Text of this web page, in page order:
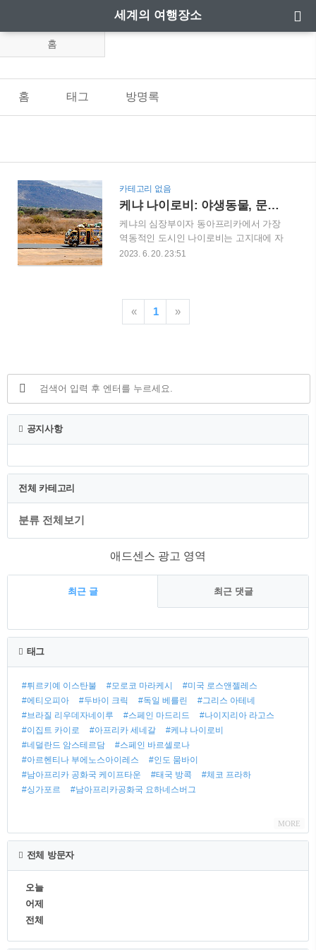
세계의 여행장소
홈
홈 태그 방명록
카테고리 없음
케냐 나이로비: 야생동물, 문화와 역사, 모험심 펼치기
케냐의 심장부이자 동아프리카에서 가장
역동적인 도시인 나이로비는 고지대에 자
리 잡은 나이로비는 도시의 현대성과 풍부
지, 나이로비는 모든 여행자들에게 특색
있고 잊을 수 없는 경험을 제공합니다. 나
보십시오. 1. 야생 동물의 신비 나이로비의
는지 바로 느낄 수 있을 겁니다. 보호구역
2023. 6. 20. 23:51
« 1 »
공지사항
전체 카테고리
분류 전체보기
애드센스 광고 영역
최근 글 최근 댓글
태그
#튀르키예 이스탄불 #모로코 마라케시
#미국 로스앤젤레스
#에티오피아
#두바이 크릭 #독일 베를린
#그리스 아테네
#브라질 리우데자네이루
#스페인 마드리드
#나이지리아 라고스
#이집트 카이로
#아프리카 세네갈
#케냐 나이로비
#네덜란드 암스테르담
#스페인 바르셀로나
#아르헨티나 부에노스아이레스
#인도 뭄바이
#남아프리카 공화국 케이프타운
#태국 방콕
#체코 프라하
#싱가포르
#남아프리카공화국 요하네스버그
MORE
전체 방문자
오늘
어제
전체